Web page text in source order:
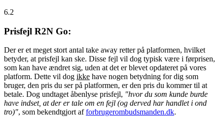
6.2
Prisfejl R2N Go:
Der er et meget stort antal take away retter på platformen, hvilket
betyder, at prisfejl kan ske. Disse fejl vil dog typisk være i førprisen,
som kan have ændret sig, uden at det er blevet opdateret på vores
platform. Dette vil dog ikke have nogen betydning for dig som
bruger, den pris du ser på platformen, er den pris du kommer til at
betale. Dog undtaget åbenlyse prisfejl, "hvor du som kunde burde
have indset, at der er tale om en fejl (og derved har handlet i ond
tro)", som bekendtgjort afforbrugerombudsmanden.dk.